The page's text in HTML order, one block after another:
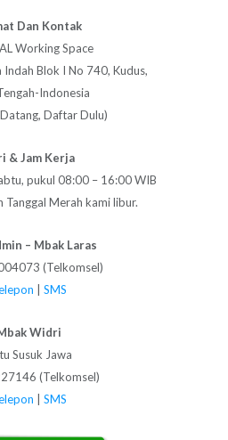
Dan Kontak
Working Space
Blok I No 740, Kudus,
Indonesia
Daftar Dulu)
& Jam Kerja
pukul 08:00 – 16:00 WIB
Tanggal Merah kami libur.
– Mbak Laras
(Telkomsel)
SMS
Widri
Susuk Jawa
(Telkomsel)
SMS